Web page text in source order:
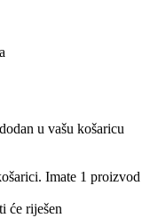
u vašu košaricu
Imate 1
će riješen